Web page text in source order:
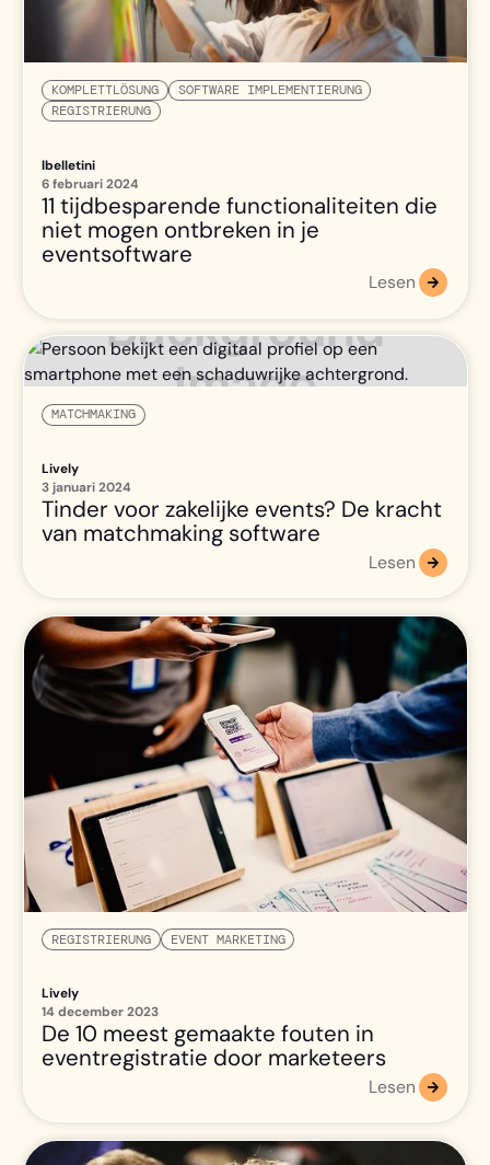
KOMPLETTLÖSUNG
SOFTWARE IMPLEMENTIERUNG
REGISTRIERUNG
lbelletini
6 februari 2024
11 tijdbesparende functionaliteiten die
niet mogen ontbreken in je
eventsoftware
Lesen
MATCHMAKING
Lively
3 januari 2024
Tinder voor zakelijke events? De kracht
van matchmaking software
Lesen
REGISTRIERUNG EVENT MARKETING
Lively
14 december 2023
De 10 meest gemaakte fouten in
eventregistratie door marketeers
Lesen